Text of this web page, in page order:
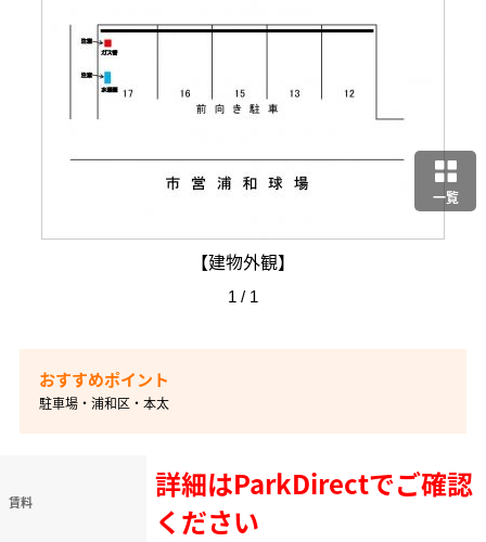
一覧
【建物外観】
1 / 1
駐車場・浦和区・本太
賃料
詳細はParkDirectでご確認
ください